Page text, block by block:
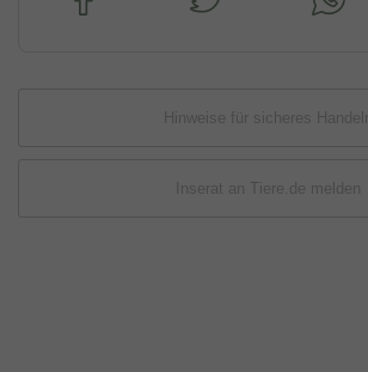
Hinweise für sicheres Handeln
Inserat an Tiere.de melden